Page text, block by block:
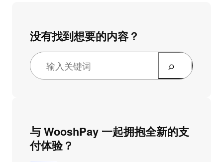
没有找到想要的内容？
与 WooshPay 一起拥抱全新的支
付体验？